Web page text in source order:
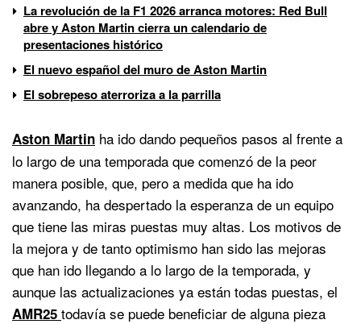
La revolución de la F1 2026 arranca motores: Red Bull
abre y Aston Martin cierra un calendario de
presentaciones histórico
El nuevo español del muro de Aston Martin
El sobrepeso aterroriza a la parrilla
Aston Martin ha ido dando pequeños pasos al frente a
lo largo de una temporada que comenzó de la peor
manera posible, que, pero a medida que ha ido
avanzando, ha despertado la esperanza de un equipo
que tiene las miras puestas muy altas. Los motivos de
la mejora y de tanto optimismo han sido las mejoras
que han ido llegando a lo largo de la temporada, y
aunque las actualizaciones ya están todas puestas, el
AMR25 todavía se puede beneficiar de alguna pieza